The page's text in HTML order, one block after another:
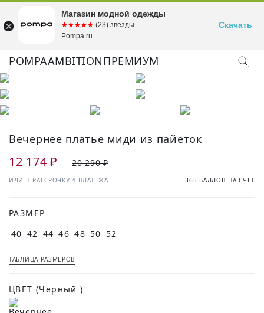
POMPAAMBITIONПРЕМИУМ
Вечернее платье миди из пайеток
12 174 ₽ 20 290 ₽
ИЛИ В РАССРОЧКУ 4 ПЛАТЕЖА 365 БАЛЛОВ НА СЧЁТ
РАЗМЕР
40 42 44 46 48 50 52
ТАБЛИЦА РАЗМЕРОВ
ЦВЕТ (Черный )
Магазин модной одежды
☆☆☆☆☆
★★★★★ (23) звезды
Pompa.ru
Скачать